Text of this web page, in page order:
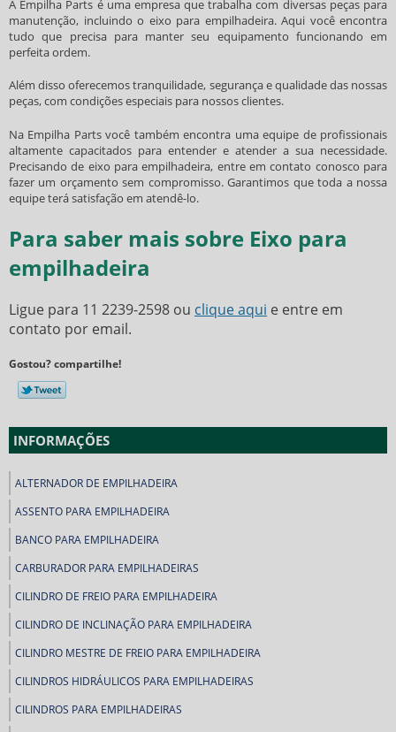
A Empilha Parts é uma empresa que trabalha com diversas peças para
manutenção, incluindo o eixo para empilhadeira. Aqui você encontra
tudo que precisa para manter seu equipamento funcionando em
perfeita ordem.
Além disso oferecemos tranquilidade, segurança e qualidade das nossas
peças, com condições especiais para nossos clientes.
Na Empilha Parts você também encontra uma equipe de profissionais
altamente capacitados para entender e atender a sua necessidade.
Precisando de eixo para empilhadeira, entre em contato conosco para
fazer um orçamento sem compromisso. Garantimos que toda a nossa
equipe terá satisfação em atendê-lo.
Para saber mais sobre Eixo para
empilhadeira
Ligue para 11 2239-2598 ou clique aqui e entre em
contato por email.
Gostou? compartilhe!
INFORMAÇÕES
ALTERNADOR DE EMPILHADEIRA
ASSENTO PARA EMPILHADEIRA
BANCO PARA EMPILHADEIRA
CARBURADOR PARA EMPILHADEIRAS
CILINDRO DE FREIO PARA EMPILHADEIRA
CILINDRO DE INCLINAÇÃO PARA EMPILHADEIRA
CILINDRO MESTRE DE FREIO PARA EMPILHADEIRA
CILINDROS HIDRÁULICOS PARA EMPILHADEIRAS
CILINDROS PARA EMPILHADEIRAS